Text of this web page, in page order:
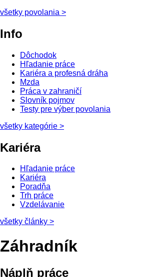
všetky povolania >
Info
Dôchodok
Hľadanie práce
Kariéra a profesná dráha
Mzda
Práca v zahraničí
Slovník pojmov
Testy pre výber povolania
všetky kategórie >
Kariéra
Hľadanie práce
Kariéra
Poradňa
Trh práce
Vzdelávanie
všetky články >
Záhradník
Náplň práce